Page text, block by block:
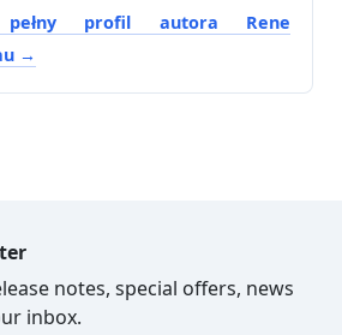
pełny profil autora Rene
notes, special offers, news
inbox.